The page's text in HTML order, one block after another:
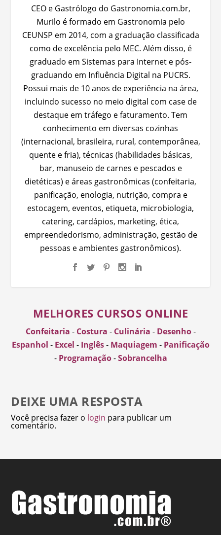
CEO e Gastrólogo do Gastronomia.com.br,
Murilo é formado em Gastronomia pelo
CEUNSP em 2014, com a graduação classificada
como de excelência pelo MEC. Além disso, é
graduado em Sistemas para Internet e pós-
graduando em Influência Digital na PUCRS.
Possui mais de 10 anos de experiência na área,
incluindo sucesso no meio digital com case de
destaque em tráfego e faturamento. Tem
conhecimento em diversas cozinhas
(internacional, brasileira, rural, contemporânea,
quente e fria), técnicas (habilidades básicas,
bar, manuseio de carnes e pescados e
dietéticas) e áreas gastronômicas (confeitaria,
panificação, enologia, nutrição, compra e
estocagem, eventos, etiqueta, microbiologia,
catering, cardápios, marketing, ética,
empreendedorismo, administração, gestão de
pessoas e ambientes gastronômicos).
MELHORES CURSOS ONLINE
Confeitaria - Costura - Culinária - Desenho-
Espanhol - Excel - Inglês- Maquiagem - Panificação
- Programação-Sobrancelha
DEIXE UMA RESPOSTA
Você precisa fazer o login para publicar um
comentário.